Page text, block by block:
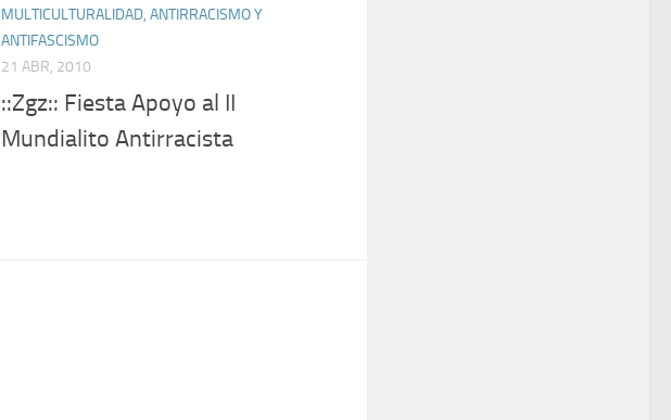
MULTICULTURALIDAD, ANTIRRACISMO Y
ANTIFASCISMO
21 ABR, 2010
::Zgz:: Fiesta Apoyo al II
Mundialito Antirracista